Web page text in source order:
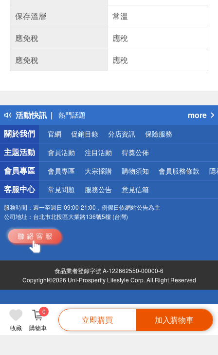
收藏 購物車
0
立即購買 加入購物車
保存溫層
常溫
應免稅
應稅
應免稅
應稅
活動快訊
得獎公告
熱門話題
銀行優惠
偏遠地區配送
詐騙網頁！請小心！
more
關於我們
官網 促銷目錄 分店資訊 保險服務
主題活動 會員活動 注目活動 得獎公佈
會員專區 會員專區 大宗採購 購物須知 會員服務條款 隱
客服中心 常見問題 服務公告 意見信箱
服務時間： 週一至週日 09:00-21:00，例假日依網站公告為主
公司地址： 台北市北投區大業路136號5樓 (台灣)
食品業者登錄字號 A-122662550-00000-6
Copyright©2026 Uni-Prosperity Lifestyle Corp. All Right Reserved